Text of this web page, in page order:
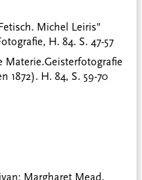
Michel Leiris"
H. 84. S. 47-57
Materie.Geisterfotografie
1872). H. 84, S. 59-70
Margharet Mead,